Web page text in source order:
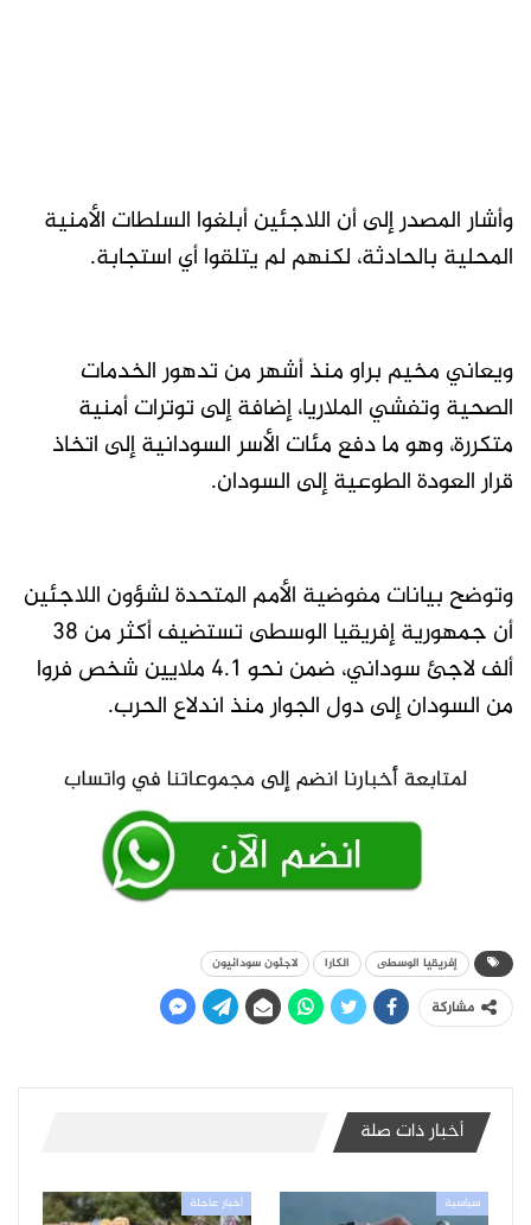
وأشار المصدر إلى أن اللاجئين أبلغوا السلطات الأمنية
المحلية بالحادثة، لكنهم لم يتلقوا أي استجابة.
ويعاني مخيم براو منذ أشهر من تدهور الخدمات
الصحية وتفشي الملاريا، إضافة إلى توترات أمنية
متكررة، وهو ما دفع مئات الأسر السودانية إلى اتخاذ
قرار العودة الطوعية إلى السودان.
وتوضح بيانات مفوضية الأمم المتحدة لشؤون اللاجئين
أن جمهورية إفريقيا الوسطى تستضيف أكثر من 38
ألف لاجئ سوداني، ضمن نحو 4.1 ملايين شخص فروا
من السودان إلى دول الجوار منذ اندلاع الحرب.
إفريقيا الوسطى الكارا لاجئون سودانيون
مشاركة
أخبار ذات صلة
سياسية أخبار عاجلة